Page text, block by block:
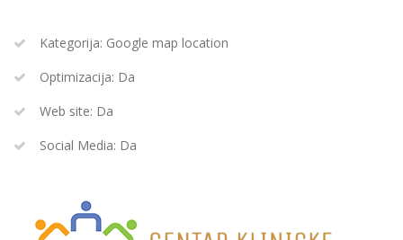
Kategorija: Google map location
Optimizacija: Da
Web site: Da
Social Media: Da